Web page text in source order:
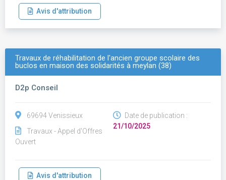
Avis d'attribution
Travaux de réhabilitation de l'ancien groupe scolaire des
buclos en maison des solidarités à meylan (38)
D2p Conseil
69694 Venissieux
Travaux - Appel d'Offres
Ouvert
Date de publication :
21/10/2025
Avis d'attribution